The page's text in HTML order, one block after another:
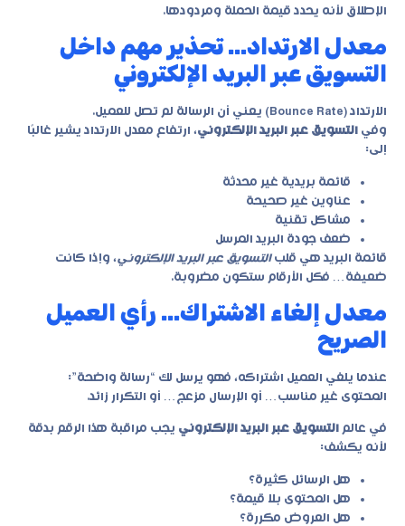
الإطلاق لأنه يحدد قيمة الحملة ومردودها.
معدل الارتداد… تحذير مهم داخل
التسويق عبر البريد الإلكتروني
الارتداد (Bounce Rate) يعني أن الرسالة لم تصل للعميل.
وفي التسويق عبر البريد الإلكتروني، ارتفاع معدل الارتداد يشير غالبًا
إلى:
قائمة بريدية غير محدثة
عناوين غير صحيحة
مشاكل تقنية
ضعف جودة البريد المرسل
قائمة البريد هي قلبالتسويق عبر البريد الإلكتروني، وإذا كانت
ضعيفة… فكل الأرقام ستكون مضروبة.
معدل إلغاء الاشتراك… رأي العميل
الصريح
عندما يلغي العميل اشتراكه، فهو يرسل لك “رسالة واضحة”:
المحتوى غير مناسب… أو الإرسال مزعج… أو التكرار زائد.
في عالم التسويق عبر البريد الإلكتروني يجب مراقبة هذا الرقم بدقة
لأنه يكشف:
هل الرسائل كثيرة؟
هل المحتوى بلا قيمة؟
هل العروض مكررة؟